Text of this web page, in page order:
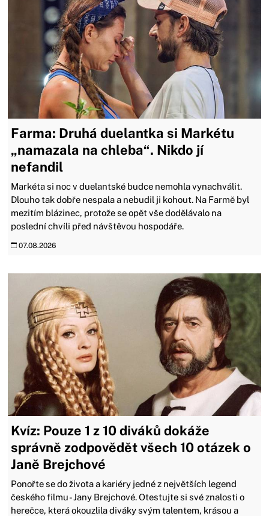
Farma: Druhá duelantka si Markétu
„namazala na chleba“. Nikdo jí
nefandil
Markéta si noc v duelantské budce nemohla vynachválit.
Dlouho tak dobře nespala a nebudil ji kohout. Na Farmě byl
mezitím blázinec, protože se opět vše dodělávalo na
poslední chvíli před návštěvou hospodáře.
07.08.2026
Kvíz: Pouze 1 z 10 diváků dokáže
správně zodpovědět všech 10 otázek o
Janě Brejchové
Ponořte se do života a kariéry jedné z největších legend
českého filmu - Jany Brejchové. Otestujte si své znalosti o
herečce, která okouzlila diváky svým talentem, krásou a